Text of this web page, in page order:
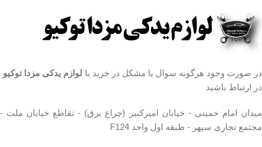
۰۹۱۲۶۸۸۶۰۹۳ واتساپ
۰۹۱۹۴۲۰۰۳۲۹
۰۹۱۹۴۲۰۰۳۲۹
در صورت وجود هرگونه سوال یا مشکل در خرید با لوازم یدکی مزدا توکیو
در ارتباط باشید
میدان امام خمینی - خیابان امیرکبیر (چراغ برق) - تقاطع خیابان ملت -
مجتمع تجاری سپهر - طبقه اول واحد F124